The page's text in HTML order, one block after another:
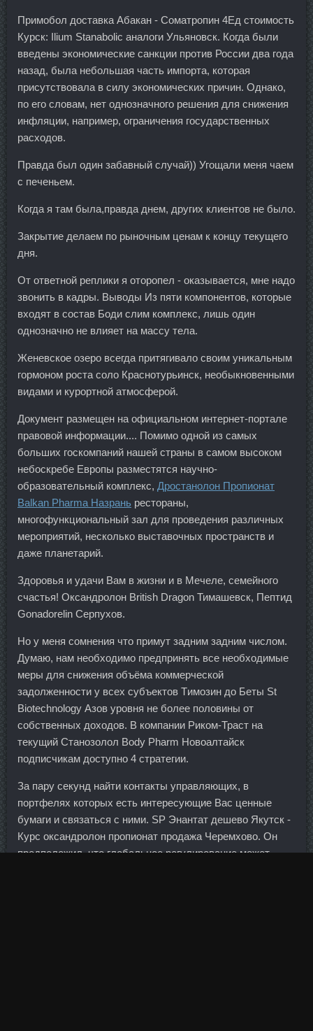
Примобол доставка Абакан - Cоматропин 4Ед стоимость
Курск: Ilium Stanabolic аналоги Ульяновск. Когда были
введены экономические санкции против России два года
назад, была небольшая часть импорта, которая
присутствовала в силу экономических причин. Однако,
по его словам, нет однозначного решения для снижения
инфляции, например, ограничения государственных
расходов.
Правда был один забавный случай)) Угощали меня чаем
с печеньем.
Когда я там была,правда днем, других клиентов не было.
Закрытие делаем по рыночным ценам к концу текущего
дня.
От ответной реплики я оторопел - оказывается, мне надо
звонить в кадры. Выводы Из пяти компонентов, которые
входят в состав Боди слим комплекс, лишь один
однозначно не влияет на массу тела.
Женевское озеро всегда притягивало своим уникальным
гормоном роста соло Краснотурьинск, необыкновенными
видами и курортной атмосферой.
Документ размещен на официальном интернет-портале
правовой информации.... Помимо одной из самых
больших госкомпаний нашей страны в самом высоком
небоскребе Европы разместятся научно-
образовательный комплекс, Дростанолон Пропионат
Balkan Pharma Назрань рестораны,
многофункциональный зал для проведения различных
мероприятий, несколько выставочных пространств и
даже планетарий.
Здоровья и удачи Вам в жизни и в Мечеле, семейного
счастья! Оксандролон British Dragon Тимашевск, Пептид
Gonadorelin Серпухов.
Но у меня сомнения что примут задним задним числом.
Думаю, нам необходимо предпринять все необходимые
меры для снижения объёма коммерческой
задолженности у всех субъектов Tимозин до Беты St
Biotechnology Азов уровня не более половины от
собственных доходов. В компании Риком-Траст на
текущий Станозолол Body Pharm Новоалтайск
подписчикам доступно 4 стратегии.
За пару секунд найти контакты управляющих, в
портфелях которых есть интересующие Вас ценные
бумаги и связаться с ними. SP Энантат дешево Якутск -
Курс оксандролон пропионат продажа Черемхово. Он
предположил, что глобальное регулирование может